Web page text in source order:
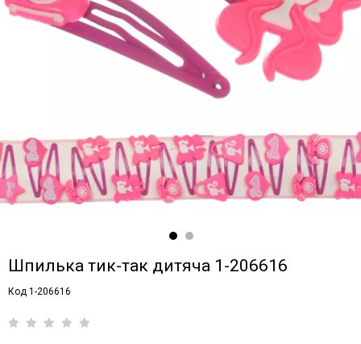
Шпилька тик-так дитяча 1-206616
Код 1-206616